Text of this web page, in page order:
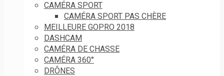
CAMÉRA SPORT
CAMÉRA SPORT PAS CHÈRE
MEILLEURE GOPRO 2018
DASHCAM
CAMÉRA DE CHASSE
CAMÉRA 360°
DRÔNES